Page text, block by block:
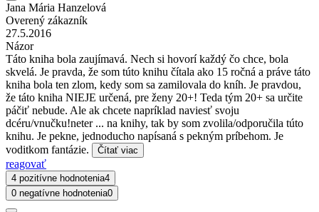
Jana Mária Hanzelová
Overený zákazník
27.5.2016
Názor
Táto kniha bola zaujímavá. Nech si hovorí každý čo chce, bola
skvelá. Je pravda, že som túto knihu čítala ako 15 ročná a práve táto
kniha bola ten zlom, kedy som sa zamilovala do kníh. Je pravdou,
že táto kniha NIEJE určená, pre ženy 20+! Teda tým 20+ sa určite
páčiť nebude. Ale ak chcete napríklad naviesť svoju
dcéru/vnučku!neter ... na knihy, tak by som zvolila/odporučila túto
knihu. Je pekne, jednoducho napísaná s pekným príbehom. Je
voditkom fantázie.
Čítať viac
reagovať
4 pozitívne hodnotenia4
0 negatívne hodnotenia0